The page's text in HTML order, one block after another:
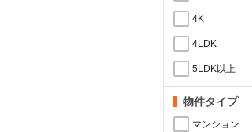
4K
4LDK
5LDK以上
物件タイプ
マンション